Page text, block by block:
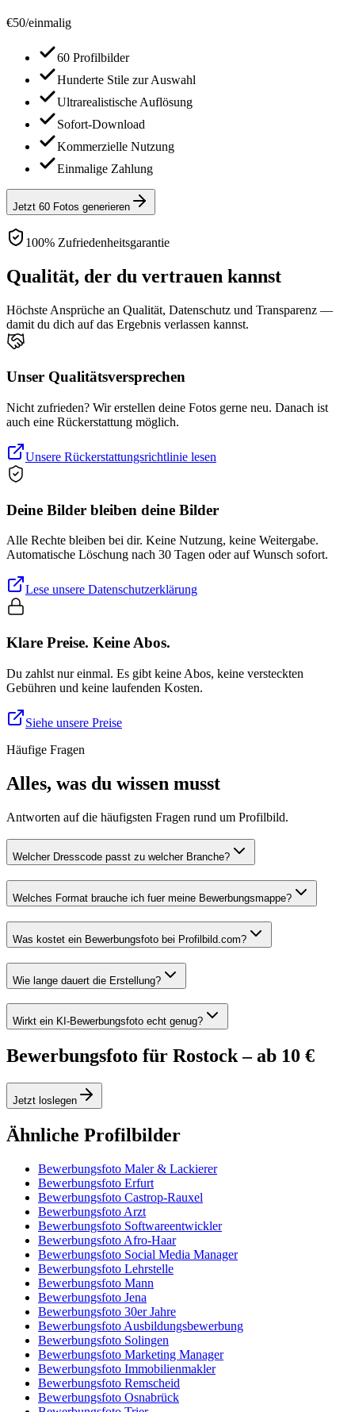
€50/einmalig
60 Profilbilder
Hunderte Stile zur Auswahl
Ultrarealistische Auflösung
Sofort-Download
Kommerzielle Nutzung
Einmalige Zahlung
Jetzt 60 Fotos generieren
100% Zufriedenheitsgarantie
Qualität, der du vertrauen kannst
Höchste Ansprüche an Qualität, Datenschutz und Transparenz —
damit du dich auf das Ergebnis verlassen kannst.
Unser Qualitätsversprechen
Nicht zufrieden? Wir erstellen deine Fotos gerne neu. Danach ist
auch eine Rückerstattung möglich.
Unsere Rückerstattungsrichtlinie lesen
Deine Bilder bleiben deine Bilder
Alle Rechte bleiben bei dir. Keine Nutzung, keine Weitergabe.
Automatische Löschung nach 30 Tagen oder auf Wunsch sofort.
Lese unsere Datenschutzerklärung
Klare Preise. Keine Abos.
Du zahlst nur einmal. Es gibt keine Abos, keine versteckten
Gebühren und keine laufenden Kosten.
Siehe unsere Preise
Häufige Fragen
Alles, was du wissen musst
Antworten auf die häufigsten Fragen rund um Profilbild.
Welcher Dresscode passt zu welcher Branche?
Welches Format brauche ich fuer meine Bewerbungsmappe?
Was kostet ein Bewerbungsfoto bei Profilbild.com?
Wie lange dauert die Erstellung?
Wirkt ein KI-Bewerbungsfoto echt genug?
Bewerbungsfoto für Rostock – ab 10 €
Jetzt loslegen
Ähnliche Profilbilder
Bewerbungsfoto Maler & Lackierer
Bewerbungsfoto Erfurt
Bewerbungsfoto Castrop-Rauxel
Bewerbungsfoto Arzt
Bewerbungsfoto Softwareentwickler
Bewerbungsfoto Afro-Haar
Bewerbungsfoto Social Media Manager
Bewerbungsfoto Lehrstelle
Bewerbungsfoto Mann
Bewerbungsfoto Jena
Bewerbungsfoto 30er Jahre
Bewerbungsfoto Ausbildungsbewerbung
Bewerbungsfoto Solingen
Bewerbungsfoto Marketing Manager
Bewerbungsfoto Immobilienmakler
Bewerbungsfoto Remscheid
Bewerbungsfoto Osnabrück